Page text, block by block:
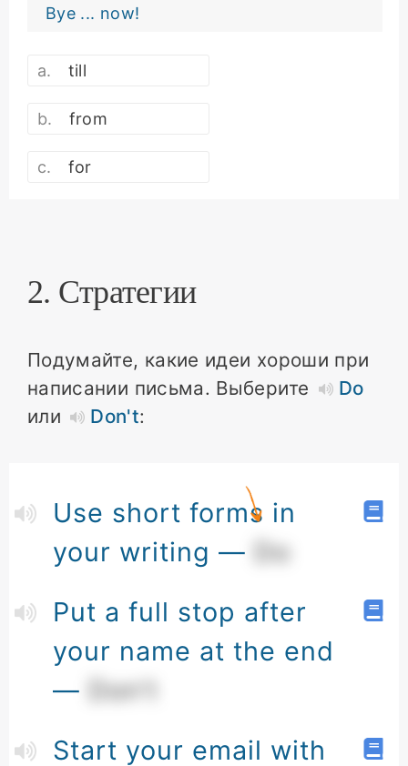
Bye ... now!
till
from
for
2. Стратегии
Подумайте, какие идеи хороши при
написании письма. Выберите
Do
или
Don't:
Use short forms in
your writing —
Do
Put a full stop after
your name at the end
—
Don't
Start your email with